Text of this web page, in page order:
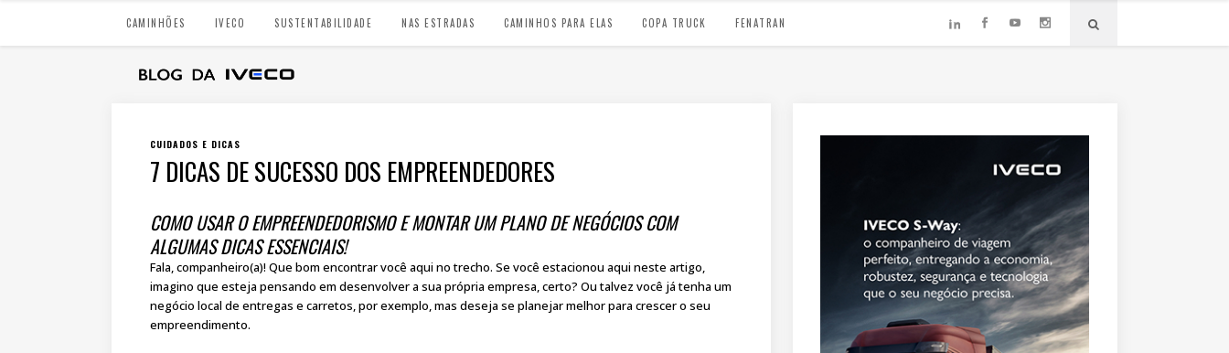
CAMINHÕES IVECO SUSTENTABILIDADE NAS ESTRADAS CAMINHOS PARA ELAS COPA TRUCK FENATRAN
CUIDADOS E DICAS
7 DICAS DE SUCESSO DOS EMPREENDEDORES
COMO USAR O EMPREENDEDORISMO E MONTAR UM PLANO DE NEGÓCIOS COM
ALGUMAS DICAS ESSENCIAIS!
Fala, companheiro(a)! Que bom encontrar você aqui no trecho. Se você estacionou aqui neste artigo,
imagino que esteja pensando em desenvolver a sua própria empresa, certo? Ou talvez você já tenha um
negócio local de entregas e carretos, por exemplo, mas deseja se planejar melhor para crescer o seu
empreendimento.